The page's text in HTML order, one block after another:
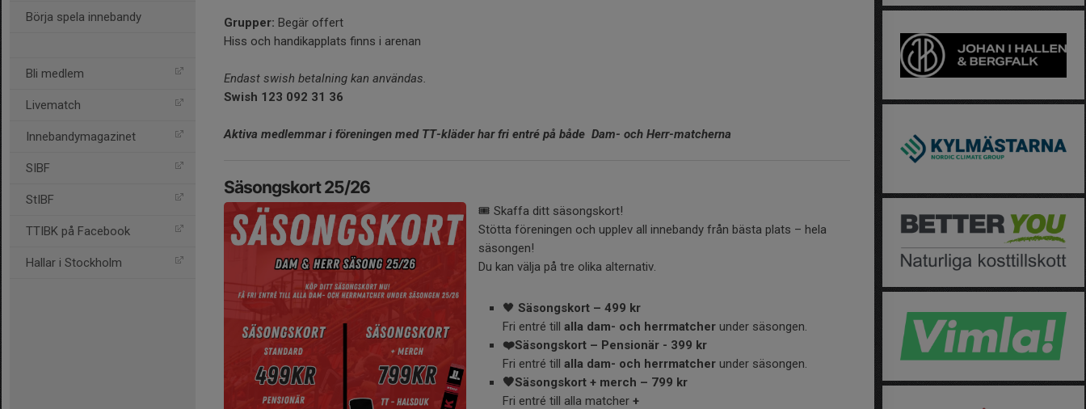
Börja spela innebandy
Bli medlem
Livematch
Innebandymagazinet
SIBF
StIBF
TTIBK på Facebook
Hallar i Stockholm
Grupper: Begär offert
Hiss och handikapplats finns i arenan
Endast swish betalning kan användas.
Swish 123 092 31 36
Aktiva medlemmar i föreningen med TT-kläder har fri entré på både Dam- och Herr-matcherna
Säsongskort 25/26
🎟️ Skaffa ditt säsongskort!
Stötta föreningen och upplev all innebandy från bästa plats – hela
säsongen!
Du kan välja på tre olika alternativ.
🖤 Säsongskort – 499 kr
Fri entré till alla dam- och herrmatcher under säsongen.
❤️Säsongskort – Pensionär - 399 kr
Fri entré till alla dam- och herrmatcher under säsongen.
🖤Säsongskort + merch – 799 kr
Fri entré till alla matcher +